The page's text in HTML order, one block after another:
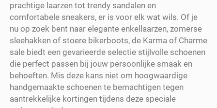
prachtige laarzen tot trendy sandalen en
comfortabele sneakers, er is voor elk wat wils. Of je
nu op zoek bent naar elegante enkellaarzen, zomerse
sleehakken of stoere bikerboots, de Karma of Charme
sale biedt een gevarieerde selectie stijlvolle schoenen
die perfect passen bij jouw persoonlijke smaak en
behoeften. Mis deze kans niet om hoogwaardige
handgemaakte schoenen te bemachtigen tegen
aantrekkelijke kortingen tijdens deze speciale